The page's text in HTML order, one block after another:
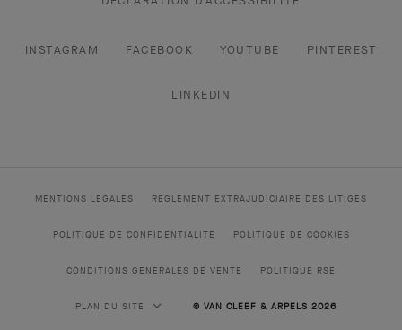
INSTAGRAM FACEBOOK YOUTUBE PINTEREST
LINKEDIN
MENTIONS LEGALES REGLEMENT EXTRAJUDICIAIRE DES LITIGES
POLITIQUE DE CONFIDENTIALITE POLITIQUE DE COOKIES
CONDITIONS GENERALES DE VENTE POLITIQUE RSE
PLAN DU SITE © VAN CLEEF & ARPELS 2026